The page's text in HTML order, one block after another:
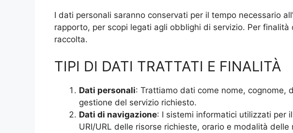
I dati personali saranno conservati per il tempo necessario
rapporto, per scopi legati agli obblighi di servizio. Per
raccolta.
TIPI DI DATI TRATTATI E FINALITÀ
Dati personali: Trattiamo dati come nome, cognome,
gestione del servizio richiesto.
Dati di navigazione: I sistemi informatici utilizzati per
URI/URL delle risorse richieste, orario e modalità